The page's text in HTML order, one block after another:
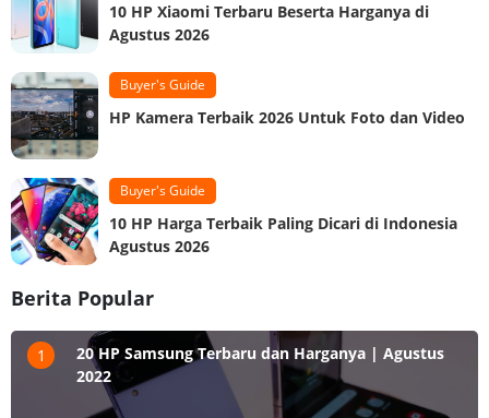
10 HP Xiaomi Terbaru Beserta Harganya di
Agustus 2026
Buyer's Guide
HP Kamera Terbaik 2026 Untuk Foto dan Video
Buyer's Guide
10 HP Harga Terbaik Paling Dicari di Indonesia
Agustus 2026
Berita Popular
1
20 HP Samsung Terbaru dan Harganya | Agustus
2022